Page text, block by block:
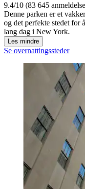
9.4/10 (83 645
Denne parken er et
og det perfekte stedet for
lang dag i New York.
Les mindre
Se overnattingssteder